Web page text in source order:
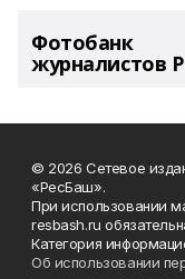
Фотобанк
журналистов
© 2026 Сетевое
«РесБаш».
При использовании
resbash.ru
Категория
Об использовании